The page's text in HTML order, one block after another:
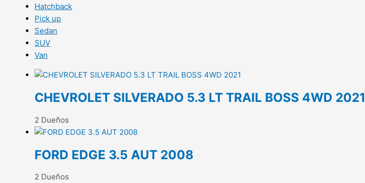
Hatchback
Pick up
Sedan
SUV
Van
CHEVROLET SILVERADO 5.3 LT TRAIL BOSS 4WD 2021
2 Dueños
FORD EDGE 3.5 AUT 2008
2 Dueños